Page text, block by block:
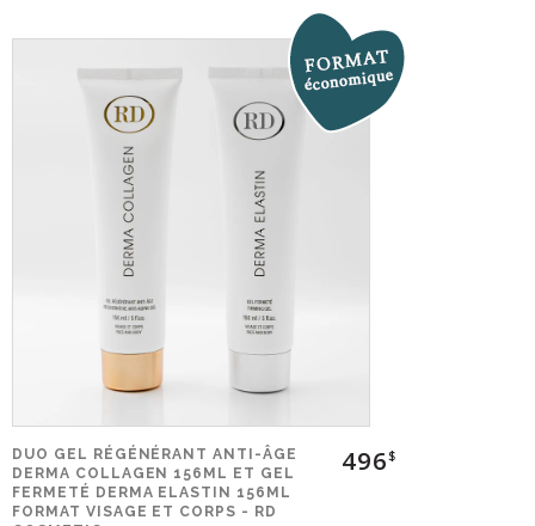
DUO GEL RÉGÉNÉRANT ANTI-ÂGE
DERMA COLLAGEN 156ML ET GEL
FERMETÉ DERMA ELASTIN 156ML
FORMAT VISAGE ET CORPS - RD
496$